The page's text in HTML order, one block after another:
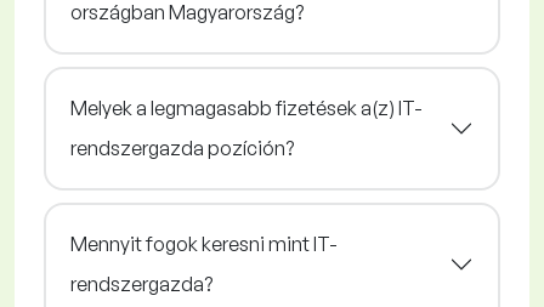
országban Magyarország?
Melyek a legmagasabb fizetések a(z) IT-
rendszergazda pozíción?
Mennyit fogok keresni mint IT-
rendszergazda?